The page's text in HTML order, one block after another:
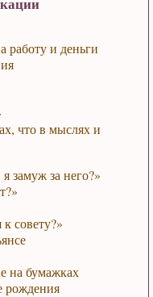
работу и деньги
что в мыслях и
замуж за него?»
совету?»
на бумажках
рождения